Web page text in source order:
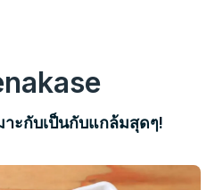
ะกับเป็นกับแกล้มสุดๆ!